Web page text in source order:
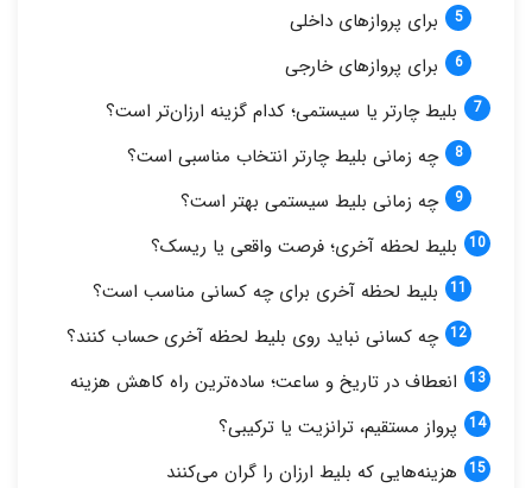
برای پروازهای داخلی
برای پروازهای خارجی
بلیط چارتر یا سیستمی؛ کدام گزینه ارزان‌تر است؟
چه زمانی بلیط چارتر انتخاب مناسبی است؟
چه زمانی بلیط سیستمی بهتر است؟
بلیط لحظه آخری؛ فرصت واقعی یا ریسک؟
بلیط لحظه آخری برای چه کسانی مناسب است؟
چه کسانی نباید روی بلیط لحظه آخری حساب کنند؟
انعطاف در تاریخ و ساعت؛ ساده‌ترین راه کاهش هزینه
پرواز مستقیم، ترانزیت یا ترکیبی؟
هزینه‌هایی که بلیط ارزان را گران می‌کنند